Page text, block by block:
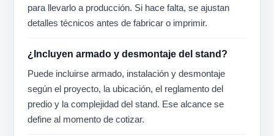
para llevarlo a producción. Si hace falta, se ajustan
detalles técnicos antes de fabricar o imprimir.
¿Incluyen armado y desmontaje del stand?
Puede incluirse armado, instalación y desmontaje
según el proyecto, la ubicación, el reglamento del
predio y la complejidad del stand. Ese alcance se
define al momento de cotizar.